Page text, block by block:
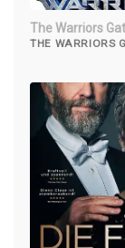
The Warriors
THE WARRIORS